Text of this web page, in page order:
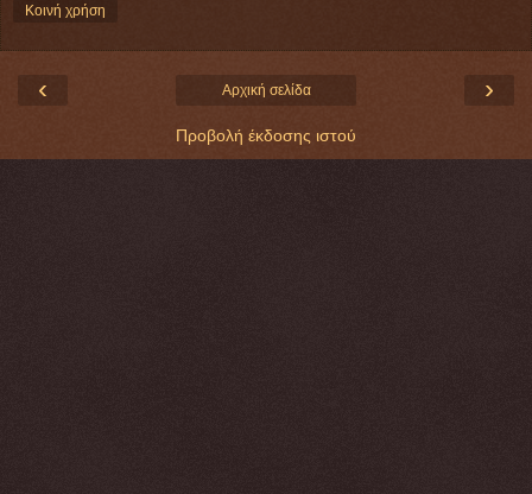
Κοινή χρήση
‹ ›
Αρχική σελίδα
Προβολή έκδοσης ιστού